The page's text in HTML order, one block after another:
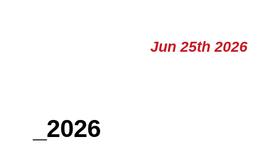
Jun 25th 2026
_2026